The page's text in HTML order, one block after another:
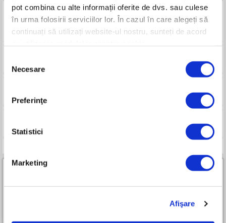
pot combina cu alte informații oferite de dvs. sau culese
în urma folosirii serviciilor lor. În cazul în care alegeți să
continuați să utilizați website-ul nostru, sunteți de acord
consimțământului
Necesare
Preferinţe
Statistici
Marketing
Afişare